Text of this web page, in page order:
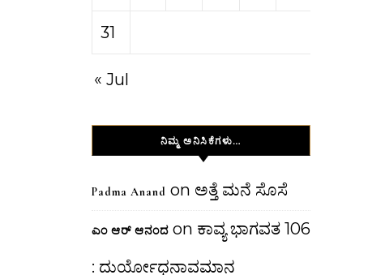
31
« Jul
ನಿಮ್ಮ ಅನಿಸಿಕೆಗಳು…
Padma Anand on ಅತ್ತೆ ಮನೆ ಸೊಸೆ
ಎಂ ಆರ್ ಆನಂದ on ಕಾವ್ಯ ಭಾಗವತ 106
: ದುರ್ಯೋಧನಾವಮಾನ